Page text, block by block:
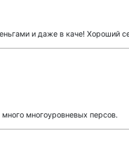
и даже в каче! Хороший
многоуровневых персов.